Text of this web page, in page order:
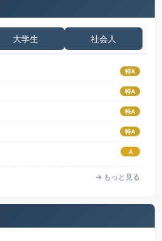
大学生 社会人
特A
特A
特A
特A
A
→ もっと見る